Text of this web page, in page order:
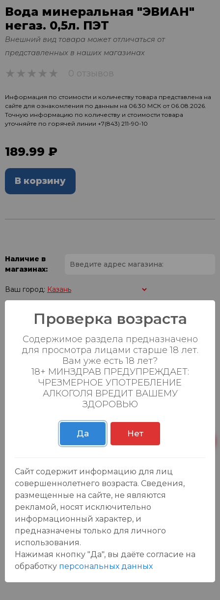
Вода минеральная "ЭВИАН"
негаз. 0,5л. ПЭТ
Внешний вид товара может отличаться от
представленных в наших магазинах
0 отзывов
Информация по стоимости и количеству товара представлена на
сайте для ознакомления по данным на 06:30 МСК от 06.08.2026.
Точную информацию по количеству и стоимости товара
уточняйте по горячей линии +7(843) 211-90-10
189.99 ₽
В корзину
Наличие в
магазинах:
Ваш город:
Батыршина 20Б
Пн-Вс с 08:00 до
23:00
0 шт.
Магистральная 22д
Пн-Вс с 08:00 до
23:00
0 шт.
Осиновская 2В,
Пестрецы
Пн-Вс с 09:00 до
23:00
0 шт.
Пн-Вс с 09:00 до
23:00
Отзывы:
У данного товара еще нет отзывов, будьте первым, кто
оставит отзыв!
Проверка возраста
Содержимое раздела предназначено
для просмотра лицами старше 18 лет.
Вам уже есть 18 лет?
18+ МИНЗДРАВ ПРЕДУПРЕЖДАЕТ:
ЧРЕЗМЕРНОЕ УПОТРЕБЛЕНИЕ
АЛКОГОЛЯ ВРЕДИТ ВАШЕМУ
ЗДОРОВЬЮ
Да Нет
Сайт содержит информацию для лиц
совершеннолетнего возраста. Сведения,
размещенные на сайте, не являются
рекламой, носят исключительно
информационный характер, и
предназначены только для личного
использования.
Нажимая кнопку "Да", вы даёте cогласие на
обработку персональных данных